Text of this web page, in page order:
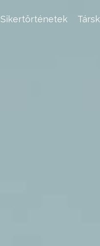
Sikertörténetek